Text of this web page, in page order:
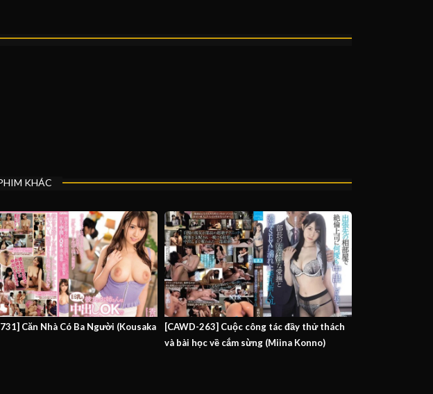
KHÁC
731] Căn Nhà Có Ba Người (Kousaka
[CAWD-263] Cuộc công tác đầy thử thách
và bài học về cắm sừng (Miina Konno)